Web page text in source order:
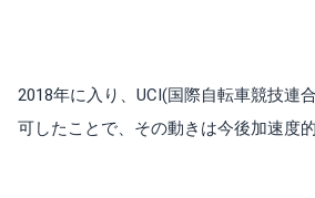
2018年に入り、UCI(国際自転車競技連
可したことで、その動きは今後加速度